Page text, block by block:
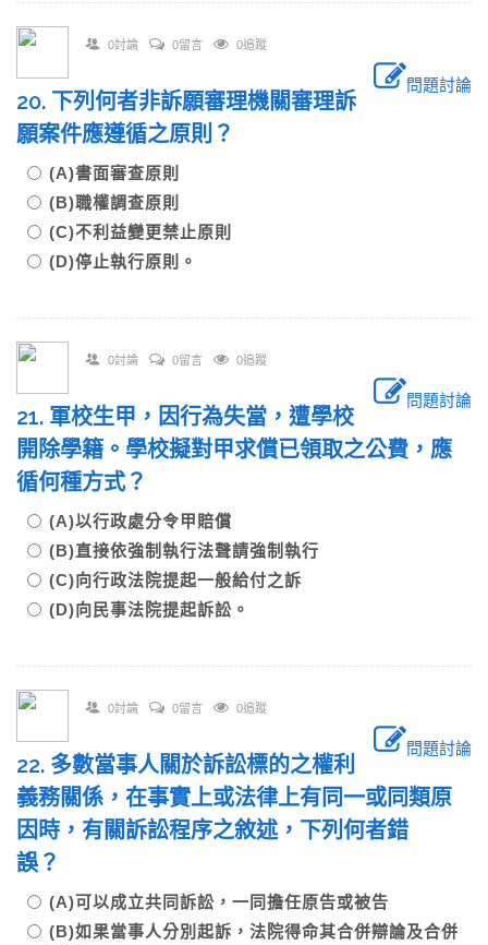
0討論 0留言 0追蹤
問題討論
20. 下列何者非訴願審理機關審理訴
願案件應遵循之原則？
(A)書面審查原則
(B)職權調查原則
(C)不利益變更禁止原則
(D)停止執行原則。
0討論 0留言 0追蹤
問題討論
21. 軍校生甲，因行為失當，遭學校
開除學籍。學校擬對甲求償已領取之公費，應
循何種方式？
(A)以行政處分令甲賠償
(B)直接依強制執行法聲請強制執行
(C)向行政法院提起一般給付之訴
(D)向民事法院提起訴訟。
0討論 0留言 0追蹤
問題討論
22. 多數當事人關於訴訟標的之權利
義務關係，在事實上或法律上有同一或同類原
因時，有關訴訟程序之敘述，下列何者錯
誤？
(A)可以成立共同訴訟，一同擔任原告或被告
(B)如果當事人分別起訴，法院得命其合併辯論及合併